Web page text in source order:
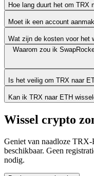
Hoe lang duurt het om TRX
Moet ik een account
Wat zijn de kosten voor het
Waarom zou ik
Is het veilig om TRX naar
Kan ik TRX naar ETH
Wissel crypto
Geniet van naadloze TRX-
beschikbaar. Geen
nodig.